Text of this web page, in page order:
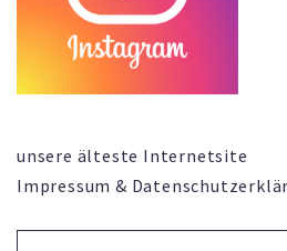
unsere älteste Internetsite
Impressum &